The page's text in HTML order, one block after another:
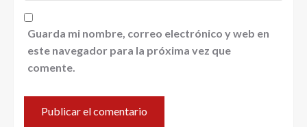
Guarda mi nombre, correo electrónico y web en
este navegador para la próxima vez que
comente.